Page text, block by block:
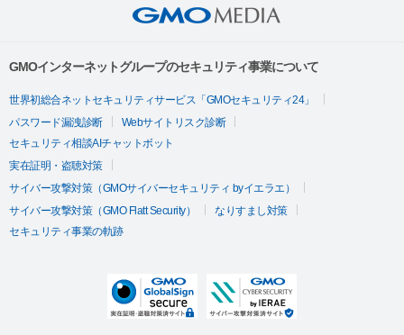
GMOインターネットグループのセキュリティ事業について
世界初総合ネットセキュリティサービス「GMOセキュリティ24」
パスワード漏洩診断
Webサイトリスク診断
セキュリティ相談AIチャットボット
実在証明・盗聴対策
サイバー攻撃対策（GMOサイバーセキュリティ byイエラエ）
サイバー攻撃対策（GMO Flatt Security）
なりすまし対策
セキュリティ事業の軌跡